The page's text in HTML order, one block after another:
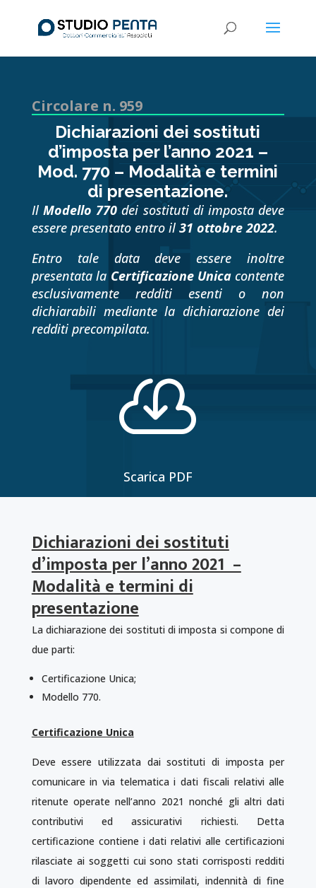
Circolare n. 959
Dichiarazioni dei sostituti
d’imposta per l’anno 2021 –
Mod. 770 – Modalità e termini
di presentazione.
Il Modello 770 dei sostituti di imposta deve
essere presentato entro il 31 ottobre 2022.
Entro tale data deve essere inoltre
presentata la Certificazione Unicacontente
esclusivamente redditi esenti o non
dichiarabili mediante la dichiarazione dei
redditi precompilata.

Scarica PDF
Dichiarazioni dei sostituti
d’imposta per l’anno 2021 –
Modalità e termini di
presentazione
La dichiarazione dei sostituti di imposta si compone di
due parti:
Certificazione Unica;
Modello 770.
Certificazione Unica
Deve essere utilizzata dai sostituti di imposta per
comunicare in via telematica i dati fiscali relativi alle
ritenute operate nell’anno 2021 nonché gli altri dati
contributivi ed assicurativi richiesti. Detta
certificazione contiene i dati relativi alle certificazioni
rilasciate ai soggetti cui sono stati corrisposti redditi
di lavoro dipendente ed assimilati, indennità di fine